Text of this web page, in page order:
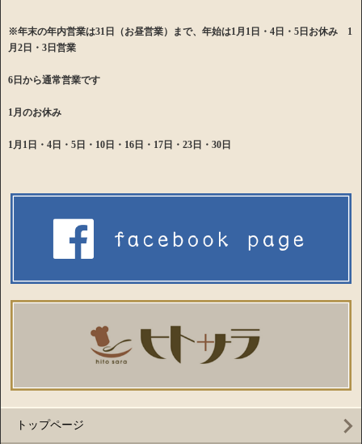
※年末の年内営業は31日（お昼営業）まで、年始は1月1日・4日・5日お休み 1
月2日・3日営業
6日から通常営業です
1月のお休み
1月1日・4日・5日・10日・16日・17日・23日・30日
トップページ